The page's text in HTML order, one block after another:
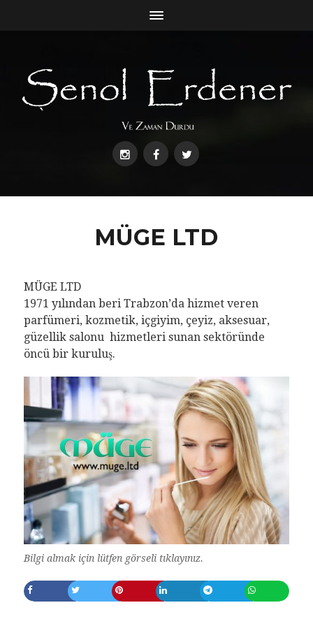
MÜGE LTD
MÜGE LTD
1971 yılından beri Trabzon’da hizmet veren
parfümeri, kozmetik, içgiyim, çeyiz, aksesuar,
güzellik salonu hizmetleri sunan sektöründe
öncü bir kuruluş.
Bilgi almak için lütfen görseli tıklayınız.